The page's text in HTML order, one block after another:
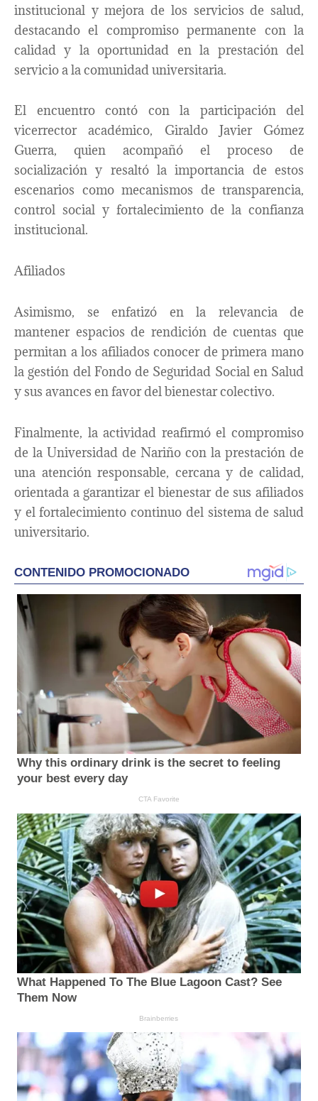
institucional y mejora de los servicios de salud,
destacando el compromiso permanente con la
calidad y la oportunidad en la prestación del
servicio a la comunidad universitaria.
El encuentro contó con la participación del
vicerrector académico, Giraldo Javier Gómez
Guerra, quien acompañó el proceso de
socialización y resaltó la importancia de estos
escenarios como mecanismos de transparencia,
control social y fortalecimiento de la confianza
institucional.
Afiliados
Asimismo, se enfatizó en la relevancia de
mantener espacios de rendición de cuentas que
permitan a los afiliados conocer de primera mano
la gestión del Fondo de Seguridad Social en Salud
y sus avances en favor del bienestar colectivo.
Finalmente, la actividad reafirmó el compromiso
de la Universidad de Nariño con la prestación de
una atención responsable, cercana y de calidad,
orientada a garantizar el bienestar de sus afiliados
y el fortalecimiento continuo del sistema de salud
universitario.